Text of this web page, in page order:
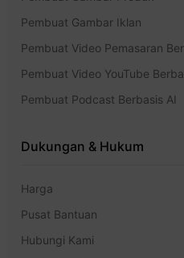
Pembuat Gambar Iklan
Pembuat Video Pemasaran
Pembuat Video YouTube
Pembuat Podcast Berbasis AI
Dukungan & Hukum
Harga
Pusat Bantuan
Hubungi Kami